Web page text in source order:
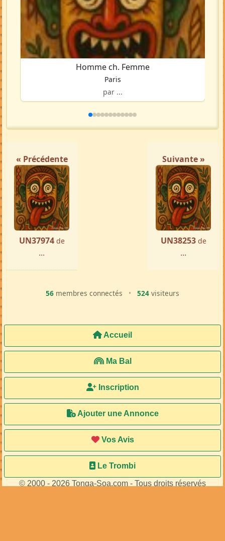
Homme ch. Femme
Paris
par ...
« Précédente
UN37974 de
...
Suivante »
UN38253 de
...
56 membres connectés • 524 visiteurs
Accueil
Ma Bal
Inscription
Ajouter une Annonce
Vos Avis
Le Trombi
© 2000 - 2026 Tonga-Soa.com - Tous droits réservés